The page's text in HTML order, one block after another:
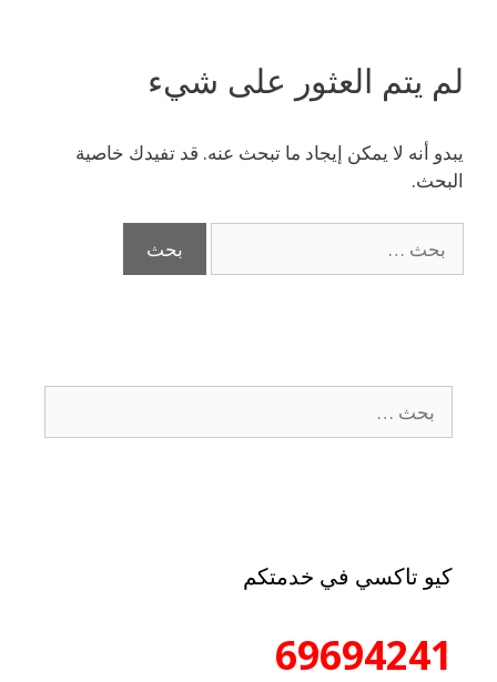
لم يتم العثور على شيء
يبدو أنه لا يمكن إيجاد ما تبحث عنه. قد تفيدك خاصية
البحث.
كيو تاكسي في خدمتكم
69694241